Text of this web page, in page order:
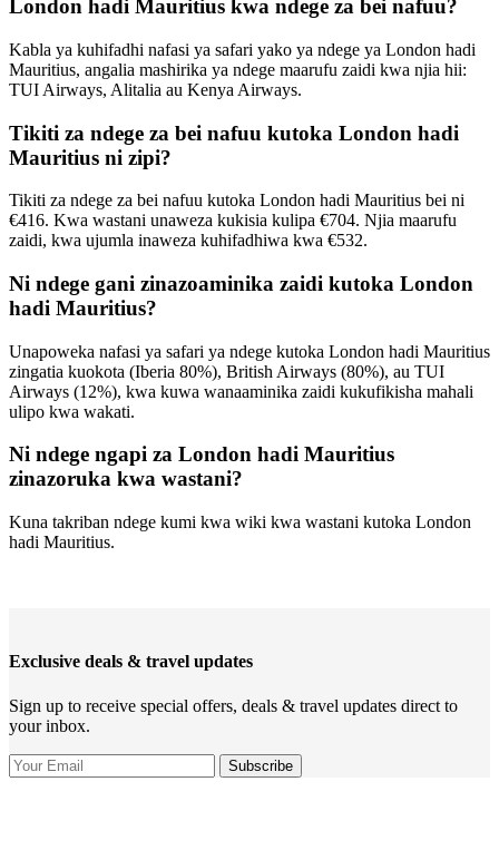
London hadi Mauritius kwa ndege za bei nafuu?
Kabla ya kuhifadhi nafasi ya safari yako ya ndege ya London hadi
Mauritius, angalia mashirika ya ndege maarufu zaidi kwa njia hii:
TUI Airways, Alitalia au Kenya Airways.
Tikiti za ndege za bei nafuu kutoka London hadi
Mauritius ni zipi?
Tikiti za ndege za bei nafuu kutoka London hadi Mauritius bei ni
€416. Kwa wastani unaweza kukisia kulipa €704. Njia maarufu
zaidi, kwa ujumla inaweza kuhifadhiwa kwa €532.
Ni ndege gani zinazoaminika zaidi kutoka London
hadi Mauritius?
Unapoweka nafasi ya safari ya ndege kutoka London hadi Mauritius
zingatia kuokota (Iberia 80%), British Airways (80%), au TUI
Airways (12%), kwa kuwa wanaaminika zaidi kukufikisha mahali
ulipo kwa wakati.
Ni ndege ngapi za London hadi Mauritius
zinazoruka kwa wastani?
Kuna takriban ndege kumi kwa wiki kwa wastani kutoka London
hadi Mauritius.
Exclusive deals & travel updates
Sign up to receive special offers, deals & travel updates direct to
your inbox.